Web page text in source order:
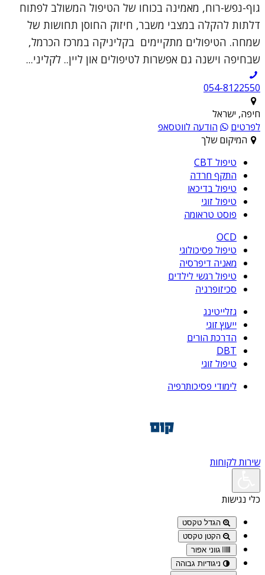
גוף-נפש-רוח, מאמינה בכוחו של הטיפול המשולב לפתוח
דלתות להקלה במצבי משבר, חיזוק החוסן תחושות של
שמחה. הטיפולים מתקיימים בקליניקה במרכז הכרמל,
שבחיפה וישנה גם אפשרות לטיפולים און ליין.. לקליני...
054-8122550
חיפה, ישראל
לפרטים
הודעה לווטסאפ
המיקום שלך
טיפול CBT
התקף חרדה
טיפול בדיכאו
טיפול זוגי
פוסט טראומה
OCD
טיפול פסיכולוגי
מאניה דיפרסיה
טיפול רגשי לילדים
סכיזופרניה
גזלייטינג
ייעוץ זוגי
הדרכת הורים
DBT
טיפול זוגי
לימודי פסיכותרפיה
שירות לקוחות
כלי נגישות
הגדל טקסט
הקטן טקסט
גווני אפור
ניגודיות גבוהה